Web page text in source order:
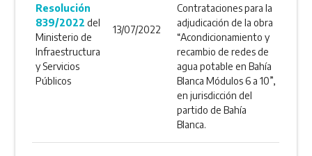
Resolución
839/2022 del
Ministerio de
Infraestructura
y Servicios
Públicos
13/07/2022
Contrataciones para la
adjudicación de la obra
“Acondicionamiento y
recambio de redes de
agua potable en Bahía
Blanca Módulos 6 a 10”,
en jurisdicción del
partido de Bahía
Blanca.